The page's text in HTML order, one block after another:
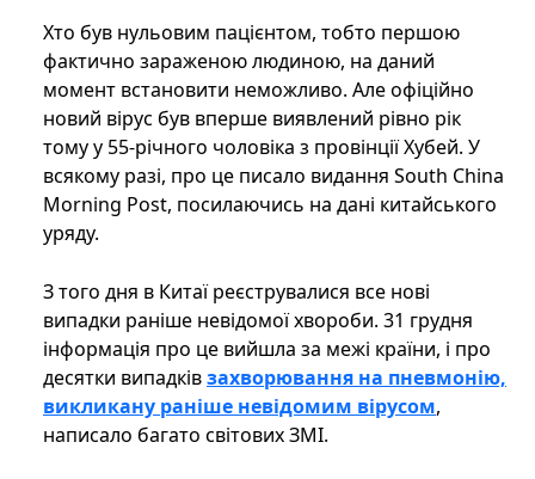
Хто був нульовим пацієнтом, тобто першою
фактично зараженою людиною, на даний
момент встановити неможливо. Але офіційно
новий вірус був вперше виявлений рівно рік
тому у 55-річного чоловіка з провінції Хубей. У
всякому разі, про це писало видання South China
Morning Post, посилаючись на дані китайського
уряду.
З того дня в Китаї реєструвалися все нові
випадки раніше невідомої хвороби. 31 грудня
інформація про це вийшла за межі країни, і про
десятки випадківзахворювання на пневмонію,
викликану раніше невідомим вірусом,
написало багато світових ЗМІ.